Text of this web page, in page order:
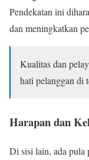
Pendekatan ini
dan meningkatkan
Kualitas dan
hati pelanggan di
Harapan dan
Di sisi lain, ada pula